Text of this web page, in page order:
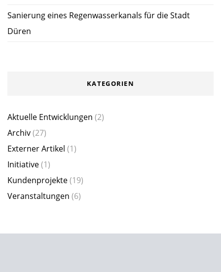
Sanierung eines Regenwasserkanals für die Stadt
Düren
KATEGORIEN
Aktuelle Entwicklungen (2)
Archiv(27)
Externer Artikel (1)
Initiative(1)
Kundenprojekte(19)
Veranstaltungen (6)